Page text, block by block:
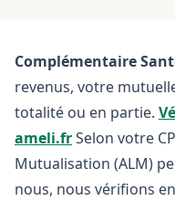
Complémentaire
revenus, votre
totalité ou en partie.
ameli.frSelon votre
Mutualisation (ALM)
nous, nous vérifions